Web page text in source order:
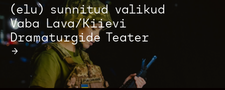
(elu) sunnitud valikud
Vaba Lava/Kiievi
Dramaturgide Teater
→